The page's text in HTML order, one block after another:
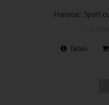
Hanorac Sport
Detalii